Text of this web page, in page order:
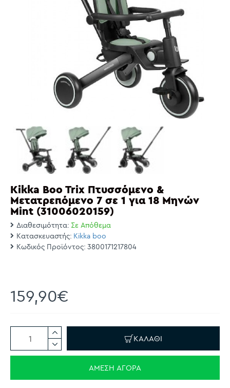
Kikka Boo Trix Πτυσσόμενο &
Μετατρεπόμενο 7 σε 1 για 18 Μηνών
Mint (31006020159)
Διαθεσιμότητα: Σε Απόθεμα
Κατασκευαστής: Kikka boo
Κωδικός Προϊόντος: 3800171217804
159,90€
ΚΑΛΆΘΙ
ΆΜΕΣΗ ΑΓΟΡΆ